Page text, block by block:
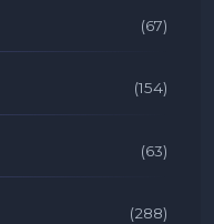
(67)
(154)
(63)
(288)